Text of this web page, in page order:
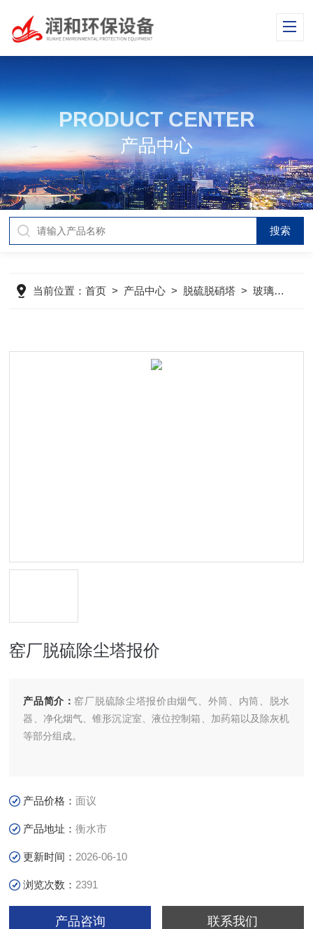
PRODUCT CENTER
产品中心
当前位置：首页 > 产品中心 > 脱硫脱硝塔 >玻璃钢脱硫塔
窑厂脱硫除尘塔报价
产品简介：窑厂脱硫除尘塔报价由烟气、外筒、内筒、脱水
器、净化烟气、锥形沉淀室、液位控制箱、加药箱以及除灰机
等部分组成。
产品价格：面议
产品地址：衡水市
更新时间： 2026-06-10
浏览次数： 2391
产品咨询 联系我们